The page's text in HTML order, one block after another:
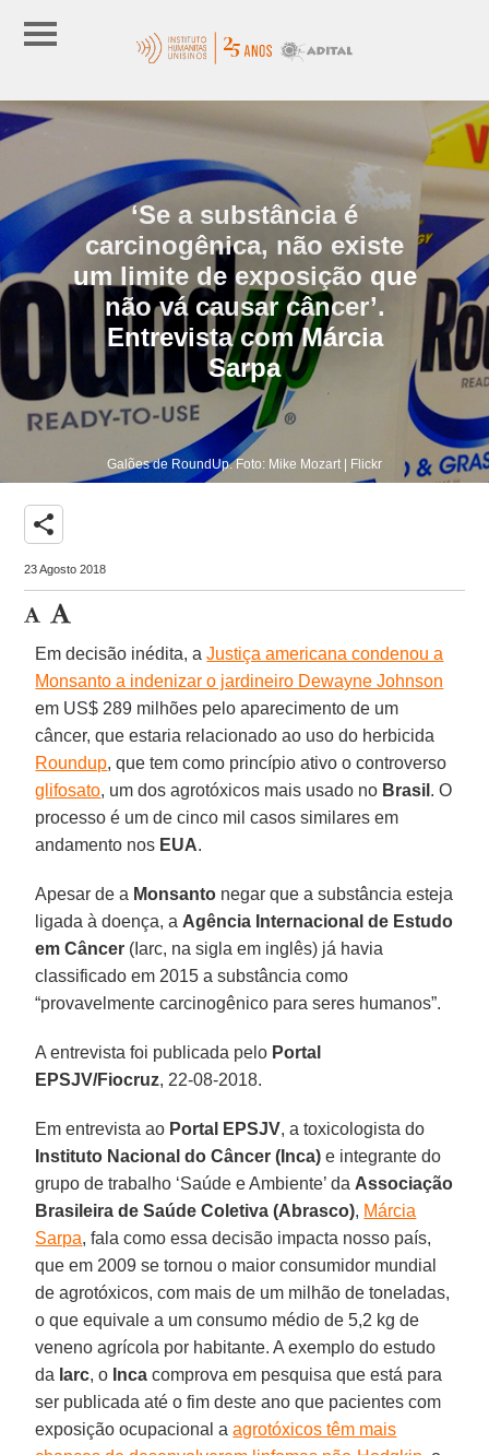
‘Se a substância é
carcinogênica, não existe
um limite de exposição que
não vá causar câncer’.
Entrevista com Márcia
Sarpa
Galões de RoundUp. Foto: Mike Mozart | Flickr
share
23 Agosto 2018
Em decisão inédita, aJustiça americana condenou a
Monsanto a indenizar o jardineiro Dewayne Johnson
em US$ 289 milhões pelo aparecimento de um
câncer, que estaria relacionado ao uso do herbicida
Roundup, que tem como princípio ativo o controverso
glifosato, um dos agrotóxicos mais usado no Brasil . O
processo é um de cinco mil casos similares em
andamento nos EUA.
Apesar de a Monsanto negar que a substância esteja
ligada à doença, a Agência Internacional de Estudo
em Câncer (Iarc, na sigla em inglês) já havia
classificado em 2015 a substância como
“provavelmente carcinogênico para seres humanos”.
A entrevista foi publicada pelo Portal
EPSJV/Fiocruz, 22-08-2018.
Em entrevista ao Portal EPSJV, a toxicologista do
Instituto Nacional do Câncer (Inca) e integrante do
grupo de trabalho ‘Saúde e Ambiente’ da Associação
Brasileira de Saúde Coletiva (Abrasco), Márcia
Sarpa, fala como essa decisão impacta nosso país,
que em 2009 se tornou o maior consumidor mundial
de agrotóxicos, com mais de um milhão de toneladas,
o que equivale a um consumo médio de 5,2 kg de
veneno agrícola por habitante. A exemplo do estudo
da Iarc, o Inca comprova em pesquisa que está para
ser publicada até o fim deste ano que pacientes com
exposição ocupacional aagrotóxicos têm mais